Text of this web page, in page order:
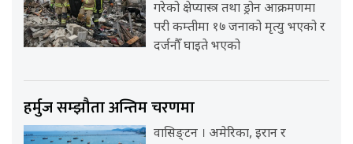
गरेको क्षेप्यास्त्र तथा ड्रोन आक्रमणमा
परी कम्तीमा १७ जनाको मृत्यु भएको र
दर्जनौँ घाइते भएको
हर्मुज सम्झौता अन्तिम चरणमा
वासिङ्टन । अमेरिका, इरान र